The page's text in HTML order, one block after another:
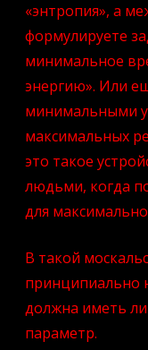
«энтропия», а
формулируете
минимальное
энергию». Или
минимальными
максимальных
это такое
людьми, когда
для
В такой
принципиально
должна иметь
параметр.